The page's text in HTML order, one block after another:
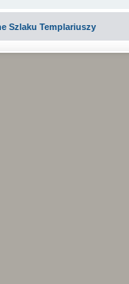
Szlaku Templariuszy